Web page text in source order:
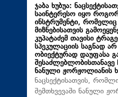
ჯაბა ხუბუა:
საინტერესო იყო
ინსტრუმენტი,
მიზნებისათვის
კუპატაძემ თავისი
სპეკულაციის საგნად
ობიექტურად დაუფასა
შესაძლებლობისთანავე
ნანული ჟორჟოლიანის
ნაცსექტისათვის,
შემთხვევაში ნანული